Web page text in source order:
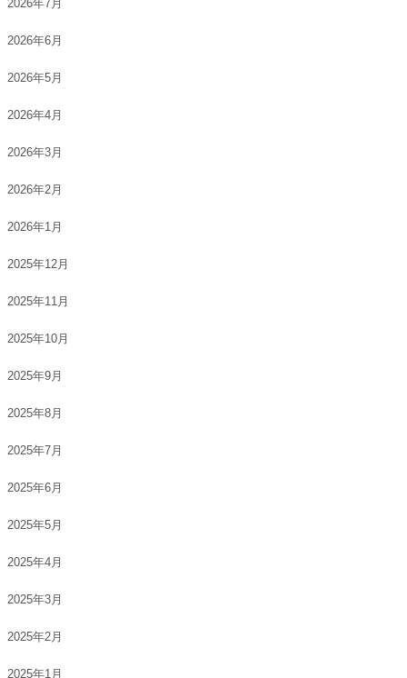
2026年7月
2026年6月
2026年5月
2026年4月
2026年3月
2026年2月
2026年1月
2025年12月
2025年11月
2025年10月
2025年9月
2025年8月
2025年7月
2025年6月
2025年5月
2025年4月
2025年3月
2025年2月
2025年1月